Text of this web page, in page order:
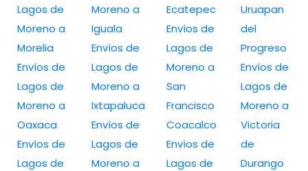
Lagos de
Moreno a
Morelia
Envíos de
Lagos de
Moreno a
Oaxaca
Envíos de
Lagos de
Moreno a
Iguala
Envíos de
Lagos de
Moreno a
Ixtapaluca
Envíos de
Lagos de
Moreno a
Ecatepec
Envíos de
Lagos de
Moreno a
San
Francisco
Coacalco
Envíos de
Lagos de
Uruapan
del
Progreso
Envíos de
Lagos de
Moreno a
Victoria
de
Durango